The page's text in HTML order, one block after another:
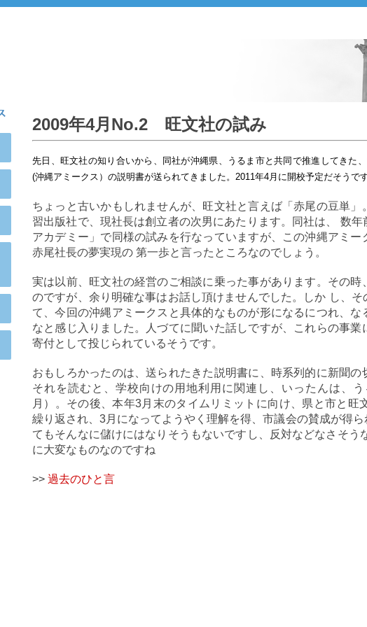
2009年4月No.2 旺文社の試み
先日、旺文社の知り合いから、同社が沖縄県、うるま市と共同で推進してきた
(沖縄アミークス）の説明書が送られてきました。2011年4月に開校予定だそうで
ちょっと古いかもしれませんが、旺文社と言えば「赤尾の豆単
習出版社で、現社長は創立者の次男にあたります。同社は、 数
アカデミー」で同様の試みを行なっていますが、この沖縄アミー
赤尾社長の夢実現の 第一歩と言ったところなのでしょう。
実は以前、旺文社の経営のご相談に乗った事があります。その
のですが、余り明確な事はお話し頂けませんでした。しか し、
て、今回の沖縄アミークスと具体的なものが形になるにつれ、
なと感じ入りました。人づてに聞いた話しですが、これらの事
寄付として投じられているそうです。
おもしろかったのは、送られたきた説明書に、時系列的に新聞の
それを読むと、学校向けの用地利用に関連し、いったんは、
月）。その後、本年3月末のタイムリミットに向け、県と市と旺
繰り返され、3月になってようやく理解を得、市議会の賛成が得
てもそんなに儲けにはなりそうもないですし、反対などなさそう
に大変なものなのですね
>> 過去のひと言